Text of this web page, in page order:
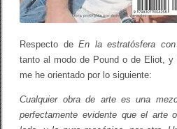
N
)
Respecto deEn la estratósfera con
tanto al modo de Pound o de Eliot, y
me he orientado por lo siguiente:
Cualquier obra de arte es una
perfectamente evidente que el arte